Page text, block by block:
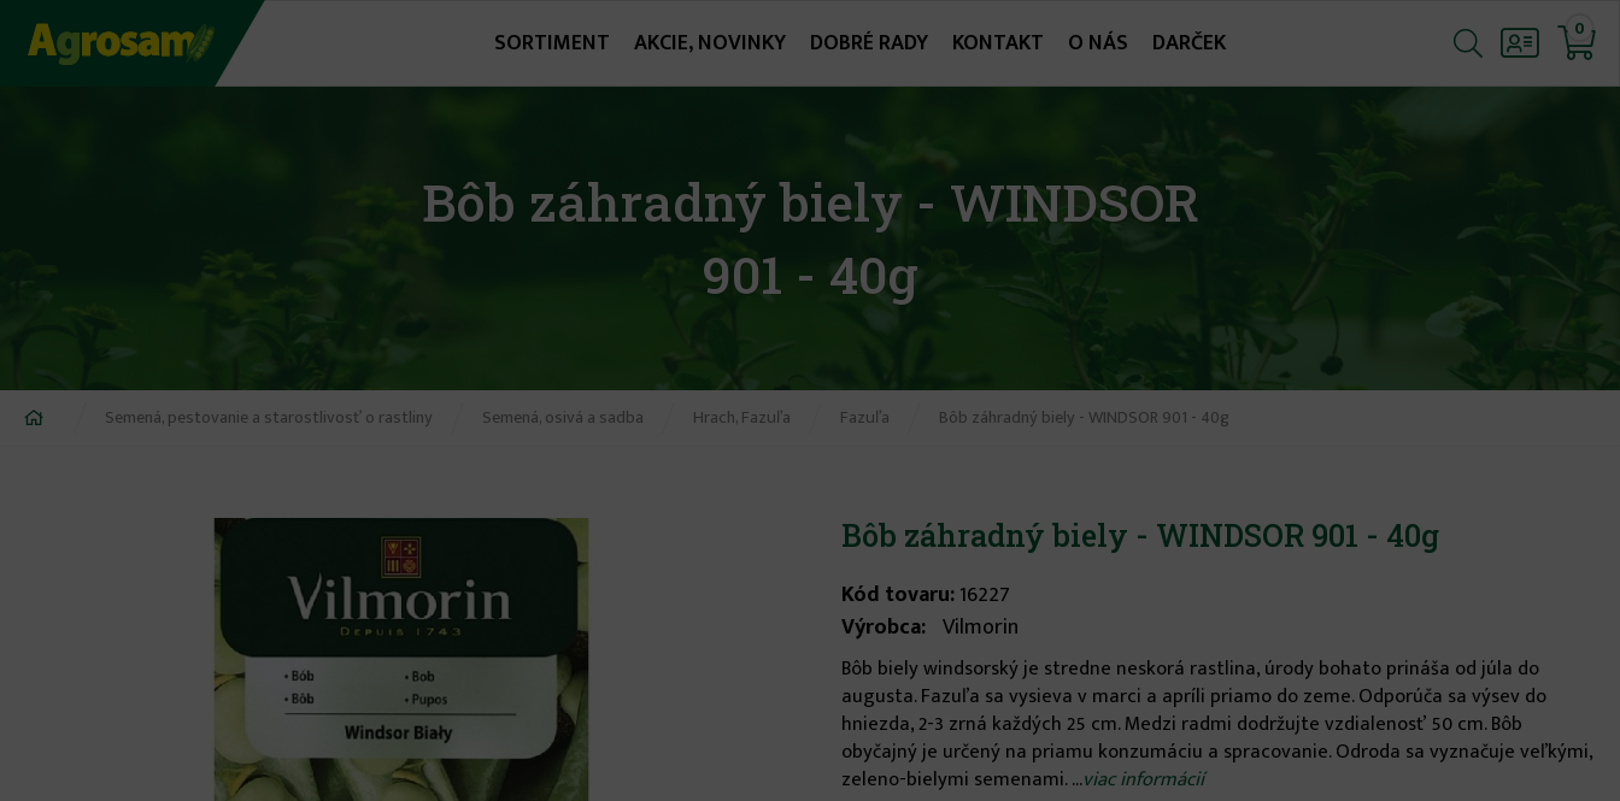
Jump
SORTIMENT AKCIE, NOVINKY DOBRÉ RADY KONTAKT O NÁS DARČEK 0
Bôb záhradný biely - WINDSOR
901 - 40g
NachádzateSemená, pestovanie a starostlivosť o rastliny Semená, osivá a sadba Hrach, Fazuľa Fazuľa Bôb záhradný biely - WINDSOR 901 - 40g
Bôb záhradný biely - WINDSOR 901 - 40g
Kód tovaru:16227
Výrobca: Vilmorin
Bôb biely windsorský je stredne neskorá rastlina, úrody bohato prináša od júla do
augusta. Fazuľa sa vysieva v marci a apríli priamo do zeme. Odporúča sa výsev do
hniezda, 2-3 zrná každých 25 cm. Medzi radmi dodržujte vzdialenosť 50 cm. Bôb
obyčajný je určený na priamu konzumáciu a spracovanie. Odroda sa vyznačuje veľkými,
zeleno-bielymi semenami. ...viac informácií